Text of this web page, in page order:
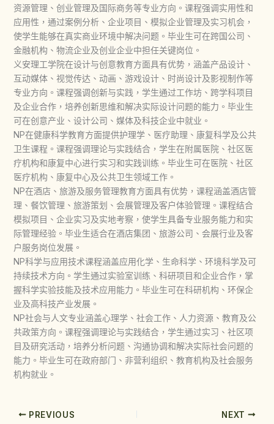
资源管理、创业管理及国际商务等专业方向。课程强调实用性和
应用性，通过案例分析、企业项目、模拟企业管理及实习机会，
使学生能够在真实商业环境中解决问题。毕业生可在跨国公司、
金融机构、物流企业及创业企业中担任关键岗位。
义安理工学院在设计与创意教育方面具有优势，涵盖产品设计、
互动媒体、视觉传达、动画、游戏设计、时尚设计及影视制作等
专业方向。课程强调创新与实践，学生通过工作坊、跨学科项目
及企业合作，培养创新思维和解决实际设计问题的能力。毕业生
可在创意产业、设计公司、媒体及科技企业中就业。
NP在健康科学教育方面提供护理学、医疗助理、康复科学及公共
卫生课程。课程强调理论与实践结合，学生在附属医院、社区医
疗机构和康复中心进行实习和实践训练。毕业生可在医院、社区
医疗机构、康复中心及公共卫生领域工作。
NP在酒店、旅游及服务管理教育方面具有优势，课程涵盖酒店管
理、餐饮管理、旅游策划、会展管理及客户体验管理。课程结合
模拟项目、企业实习及实地考察，使学生具备专业服务能力和实
际管理经验。毕业生适合在酒店集团、旅游公司、会展行业及客
户服务岗位发展。
NP科学与应用技术课程涵盖应用化学、生命科学、环境科学及可
持续技术方向。学生通过实验室训练、科研项目和企业合作，掌
握科学实验技能及技术应用能力。毕业生可在科研机构、环保企
业及高科技产业发展。
NP社会与人文专业涵盖心理学、社会工作、人力资源、教育及公
共政策方向。课程强调理论与实践结合，学生通过实习、社区项
目及研究活动，培养分析问题、沟通协调和解决实际社会问题的
能力。毕业生可在政府部门、非营利组织、教育机构及社会服务
机构就业。
PREVIOUS NEXT